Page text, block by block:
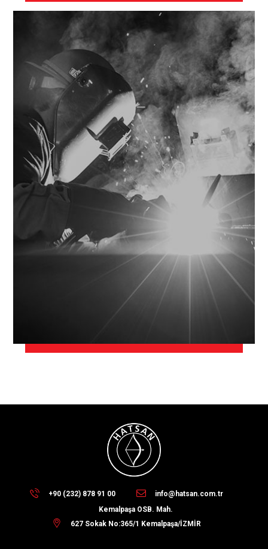
+90 (232) 878 91 00
info@hatsan.com.tr
Kemalpaşa OSB. Mah.
627 Sokak No:365/1 Kemalpaşa/İZMİR